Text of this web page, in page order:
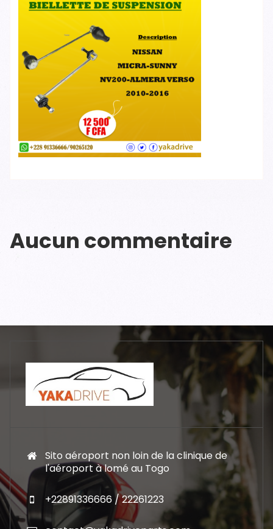
Aucun commentaire
Sito aéroport non loin de la clinique de
l'aéroport à lomé au Togo
+22891336666 / 22261223